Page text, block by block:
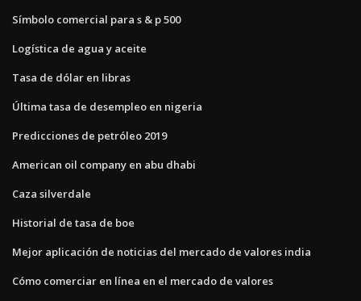
Símbolo comercial para s & p 500
Logística de agua y aceite
Tasa de dólar en libras
Última tasa de desempleo en nigeria
Predicciones de petróleo 2019
American oil company en abu dhabi
Caza silverdale
Historial de tasa de boe
Mejor aplicación de noticias del mercado de valores india
Cómo comerciar en línea en el mercado de valores